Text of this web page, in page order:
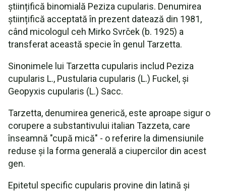
științifică binomială Peziza cupularis. Denumirea
științifică acceptată în prezent datează din 1981,
când micologul ceh Mirko Svrček (b. 1925) a
transferat această specie în genul Tarzetta.
Sinonimele lui Tarzetta cupularis includ Peziza
cupularis L., Pustularia cupularis (L.) Fuckel, și
Geopyxis cupularis (L.) Sacc.
Tarzetta, denumirea generică, este aproape sigur o
corupere a substantivului italian Tazzeta, care
înseamnă "cupă mică" - o referire la dimensiunile
reduse și la forma generală a ciupercilor din acest
gen.
Epitetul specific cupularis provine din latină și